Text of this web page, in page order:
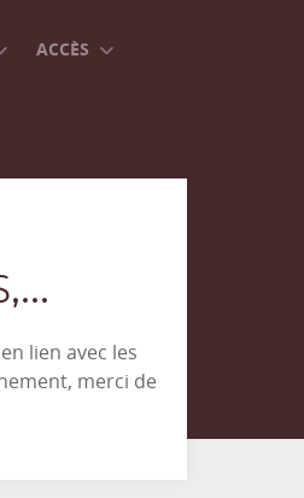
ACCÈS
lien avec les
merci de